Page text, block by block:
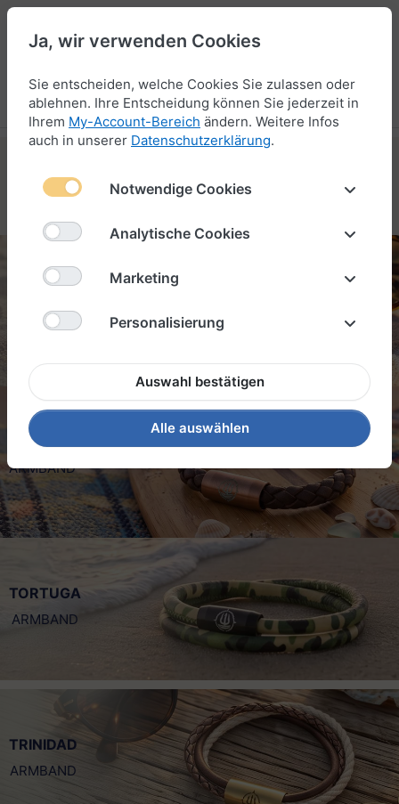
Menü Anmelden Vergleichen Wunschliste Warenkorb
LEDER-ARMBÄNDER ENTDECKEN
SYLT
ARMBAND
MADEIRA
ARMBAND
TORTUGA
ARMBAND
TRINIDAD
ARMBAND
Ja, wir verwenden Cookies
Sie entscheiden, welche Cookies Sie zulassen oder
ablehnen. Ihre Entscheidung können Sie jederzeit in
Ihrem My-Account-Bereich ändern. Weitere Infos
auch in unserer Datenschutzerklärung.
Notwendige Cookies
Analytische Cookies
Marketing
Personalisierung
Auswahl bestätigen
Alle auswählen